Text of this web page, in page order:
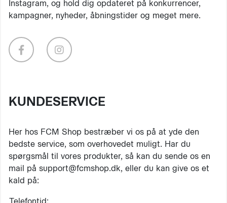
Instagram, og hold dig opdateret på konkurrencer,
kampagner, nyheder, åbningstider og meget mere.
KUNDESERVICE
Her hos FCM Shop bestræber vi os på at yde den
bedste service, som overhovedet muligt. Har du
spørgsmål til vores produkter, så kan du sende os en
mail på support@fcmshop.dk, eller du kan give os et
kald på:
Telefontid: